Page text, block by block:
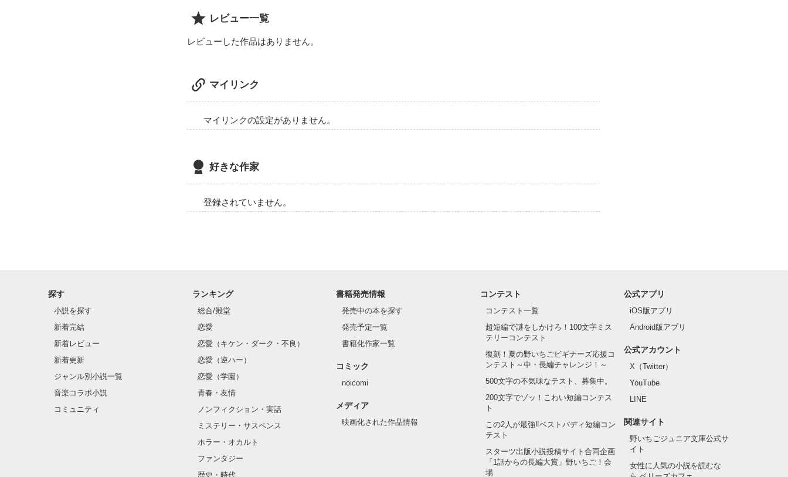
私の片想いをしていた瑠偉(るい)からの告白。
「ごめん。俺、清華のこと前より好きが減って、このまま付き合ってても悪いと思って...ごめん。友達
に戻ろう」
レビュー一覧
レビューした作品はありません。
マイリンク
マイリンクの設定がありません。
好きな作家
登録されていません。
探す
小説を探す
新着完結
新着レビュー
新着更新
ジャンル別小説一覧
音楽コラボ小説
コミュニティ
ランキング
総合/殿堂
恋愛
恋愛（キケン・ダーク・不良）
恋愛（逆ハー）
恋愛（学園）
青春・友情
ノンフィクション・実話
ミステリー・サスペンス
ホラー・オカルト
ファンタジー
歴史・時代
書籍発売情報
発売中の本を探す
発売予定一覧
書籍化作家一覧
コミック
noicomi
メディア
映画化された作品情報
コンテスト
コンテスト一覧
超短編で謎をしかけろ！100文字ミス
テリーコンテスト
復刻！夏の野いちごビギナーズ応援コ
ンテスト～中・長編チャレンジ！～
500文字の不気味なテスト、募集中。
200文字でゾッ！こわい短編コンテス
ト
この2人が最強‼ベストバディ短編コン
テスト
スターツ出版小説投稿サイト合同企画
「1話からの長編大賞」野いちご！会
場
公式アプリ
iOS版アプリ
Android版アプリ
公式アカウント
X（Twitter）
YouTube
LINE
関連サイト
野いちごジュニア文庫公式サ
イト
女性に人気の小説を読むな